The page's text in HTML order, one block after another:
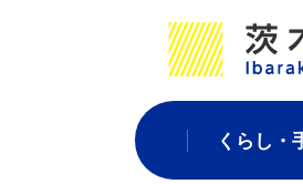
くらし・